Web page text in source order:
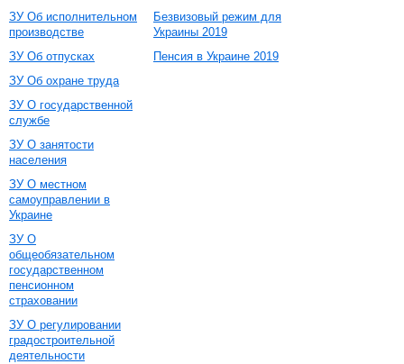
ЗУ Об исполнительном
производстве
ЗУ Об отпусках
ЗУ Об охране труда
ЗУ О государственной
службе
ЗУ О занятости
населения
ЗУ О местном
самоуправлении в
Украине
ЗУ О
общеобязательном
государственном
пенсионном
страховании
ЗУ О регулировании
градостроительной
деятельности
Безвизовый режим для
Украины 2019
Пенсия в Украине 2019